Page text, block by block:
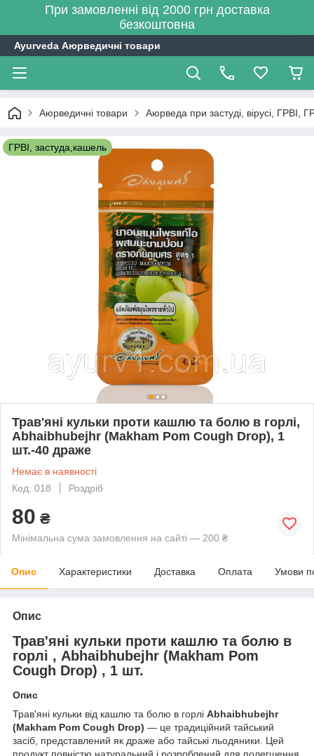
При замовленні від 2000 грн доставка
безкоштовна
Ayurveda Аюрведичні товари
Аюрведичні товари Аюрведа при застуді, вірусі, ГРВІ,
ГРВІ, застуда,кашель
Трав'яні кульки проти кашлю та болю в горлі,
Abhaibhubejhr (Makham Pom Cough Drop), 1
шт.-40 драже
Немає в наявності
Код: 018
Роздріб
80 ₴
Мінімальна сума замовлення на сайті — 200 ₴
Опис Характеристики Доставка Оплата Умови
Опис
Трав'яні кульки проти кашлю та болю в
горлі , Abhaibhubejhr (Makham Pom
Cough Drop) , 1 шт.
Опис
Трав'яні кульки від кашлю та болю в горлі Abhaibhubejhr
(Makham Pom Cough Drop) — це традиційний тайський
засіб, представлений як драже або тайські льодяники. Цей